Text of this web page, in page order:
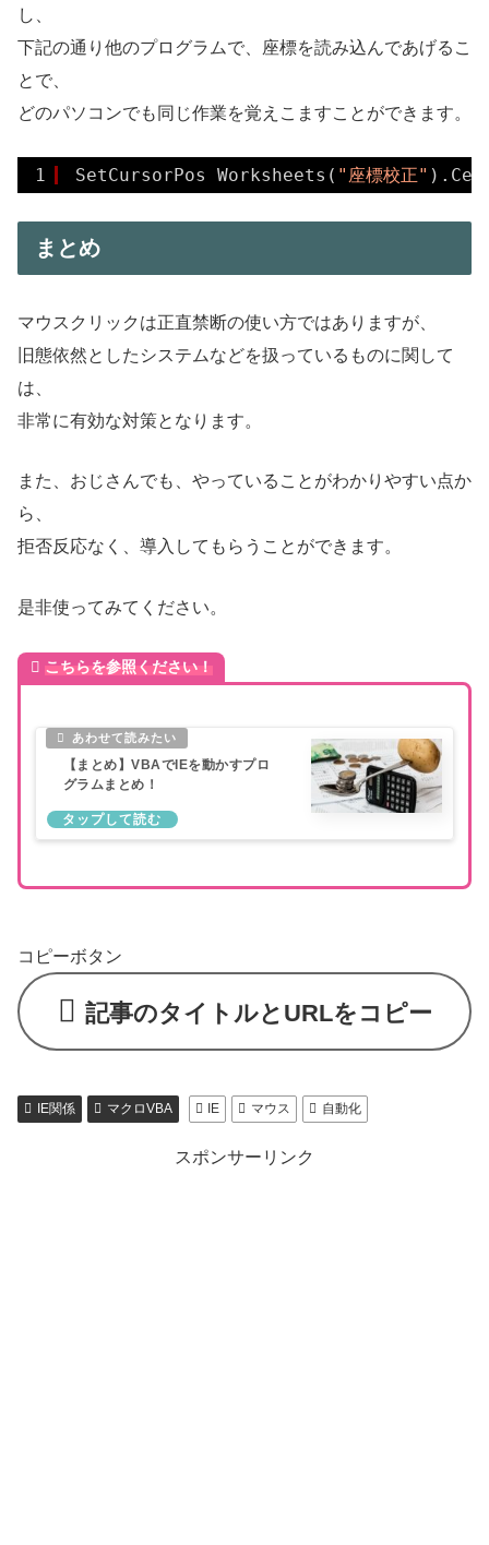
し、
下記の通り他のプログラムで、座標を読み込んであげるこ
とで、
どのパソコンでも同じ作業を覚えこますことができます。
1 SetCursorPos Worksheets( "座標校正"
まとめ
マウスクリックは正直禁断の使い方ではありますが、
旧態依然としたシステムなどを扱っているものに関して
は、
非常に有効な対策となります。
また、おじさんでも、やっていることがわかりやすい点か
ら、
拒否反応なく、導入してもらうことができます。
是非使ってみてください。
こちらを参照ください！
【まとめ】VBAでIEを動かすプロ
グラムまとめ！
コピーボタン
記事のタイトルとURLをコピー
IE関係 マクロVBA IE マウス 自動化
スポンサーリンク